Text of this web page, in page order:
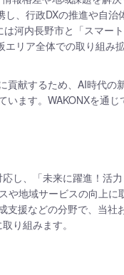
、行政DXの推進や自治
河内長野市と「スマー
リア全体での取り組み
貢献するため、AI時代の
います。WAKONXを通
し、「未来に躍進！活
や地域サービスの向上に
支援などの分野で、当社
り組みます。